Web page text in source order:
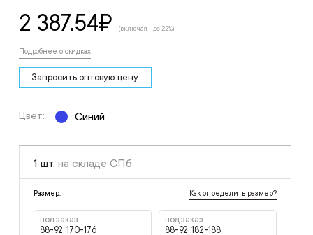
2 387.54₽ (включая ндс 22%)
Подробнее о скидках
Запросить оптовую цену
Цвет: Синий
1 шт. на складе СПб
Размер: Как определить размер?
под заказ
88-92, 170-176
под заказ
88-92, 182-188